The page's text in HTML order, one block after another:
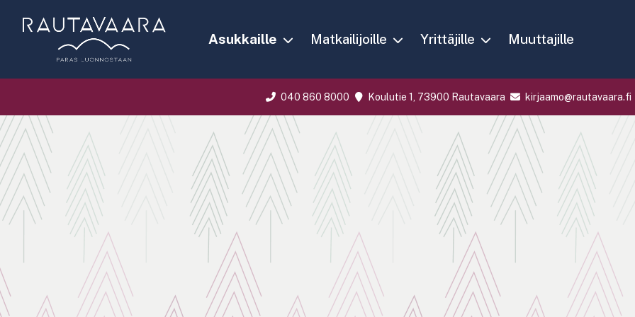
Asukkaille Matkailijoille Yrittäjille Muuttajille
040 860 8000 Koulutie 1, 73900 Rautavaara kirjaamo@rautavaara.fi